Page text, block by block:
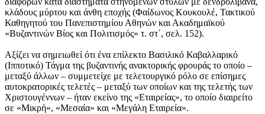
κλάδους μύρτου και άνθη εποχής (Φαίδωνος Κουκουλέ, Τακτικού
Καθηγητού του Πανεπιστημίου Αθηνών και Ακαδημαϊκού
«Βυζαντινών Βίος και Πολιτισμός» τ. στ΄, σελ. 152).
Αξίζει να σημειωθεί ότι ένα επίλεκτο Βασιλικό Καβαλλαρικό
(Ιπποτικό) Τάγμα της βυζαντινής ανακτορικής φρουράς το οποίο –
μεταξύ άλλων – συμμετείχε με τελετουργικό ρόλο σε επίσημες
αυτοκρατορικές τελετές – μεταξύ των οποίων και της τελετής των
Χριστουγέννων – ήταν εκείνο της «Εταιρείας», το οποίο διαιρείτο
σε «Μικρή», «Μεσαία» και «Μεγάλη Εταιρεία».